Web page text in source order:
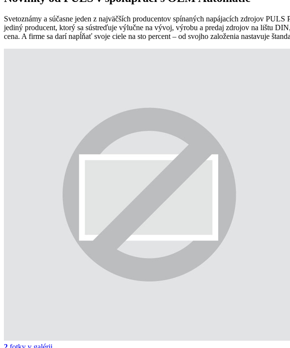
Svetoznámy a súčasne jeden z najväčších producentov spínaných napájacích zdrojov
jediný producent, ktorý sa sústreďuje výlučne na vývoj, výrobu a predaj zdrojov na lištu
cena. A firme sa darí napĺňať svoje ciele na sto percent – od svojho založenia nastavuje